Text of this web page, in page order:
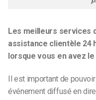
Les meilleurs services
assistance clientèle 24
lorsque vous en avez le
Il est important de
événement diffusé en